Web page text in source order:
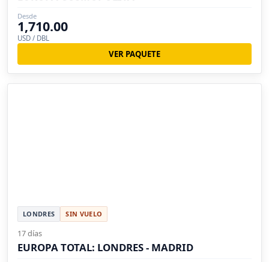
Desde
1,710.00
USD / DBL
VER PAQUETE
LONDRES SIN VUELO
17 días
EUROPA TOTAL: LONDRES - MADRID